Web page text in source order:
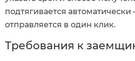
подтягивается автоматически
отправляется в один клик.
Требования к